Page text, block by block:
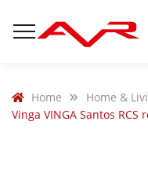
Home Home &
Vinga VINGA Santos